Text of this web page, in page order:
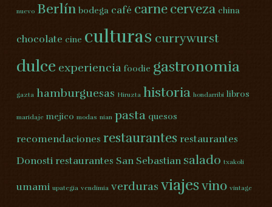
nuevo Berlín bodega café carnecerveza china
chocolate cine culturas currywurst
dulce experiencia foodie gastronomia
gazta hamburguesas Hiruzta historia hondarribi libros
maridaje mejico modas nian pasta quesos
recomendaciones restaurantes restaurantes
Donostirestaurantes San Sebastiansalado txakoli
umami upategia vendimia verduras viajesvino vintage